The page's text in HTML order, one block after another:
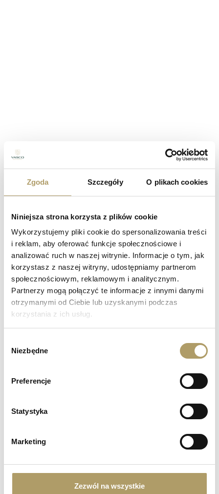
Zgoda Szczegóły O plikach cookies
Niniejsza strona korzysta z plików cookie
Wykorzystujemy pliki cookie do spersonalizowania treści
i reklam, aby oferować funkcje społecznościowe i
analizować ruch w naszej witrynie. Informacje o tym, jak
korzystasz z naszej witryny, udostępniamy partnerom
społecznościowym, reklamowym i analitycznym.
Partnerzy mogą połączyć te informacje z innymi danymi
otrzymanymi od Ciebie lub uzyskanymi podczas
korzystania z ich usług.
zgody
Niezbędne
Preferencje
Statystyka
Marketing
Zezwól na wszystkie
FACEBOOK X E-MAIL SKOPIUJ LINK